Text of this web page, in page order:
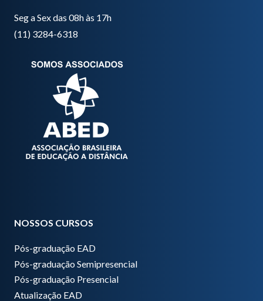
Seg a Sex das 08h às 17h
(11) 3284-6318
NOSSOS CURSOS
Pós-graduação EAD
Pós-graduação Semipresencial
Pós-graduação Presencial
Atualização EAD